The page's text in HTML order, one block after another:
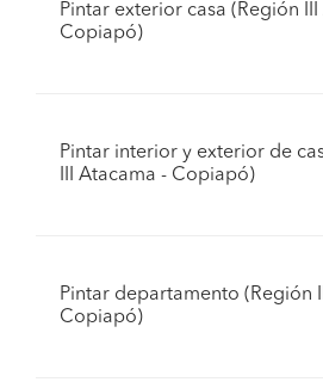
Pintar exterior casa (Región
Copiapó)
Pintar interior y exterior de
III Atacama - Copiapó)
Pintar departamento (Región
Copiapó)